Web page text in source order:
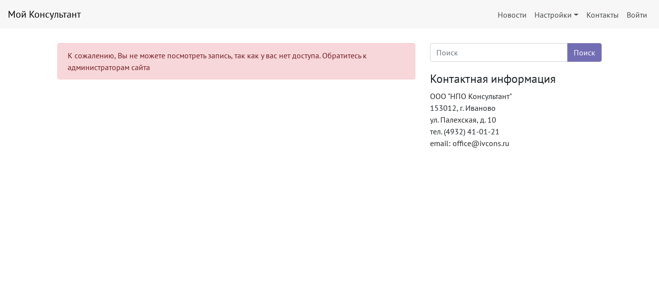
Мой Консультант Новости Настройки Контакты Войти
К сожалению, Вы не можете посмотреть запись, так как у вас нет доступа. Обратитесь к
администраторам сайта
Контактная информация
ООО "НПО Консультант"
153012, г. Иваново
ул. Палехская, д. 10
тел. (4932) 41-01-21
email: office@ivcons.ru